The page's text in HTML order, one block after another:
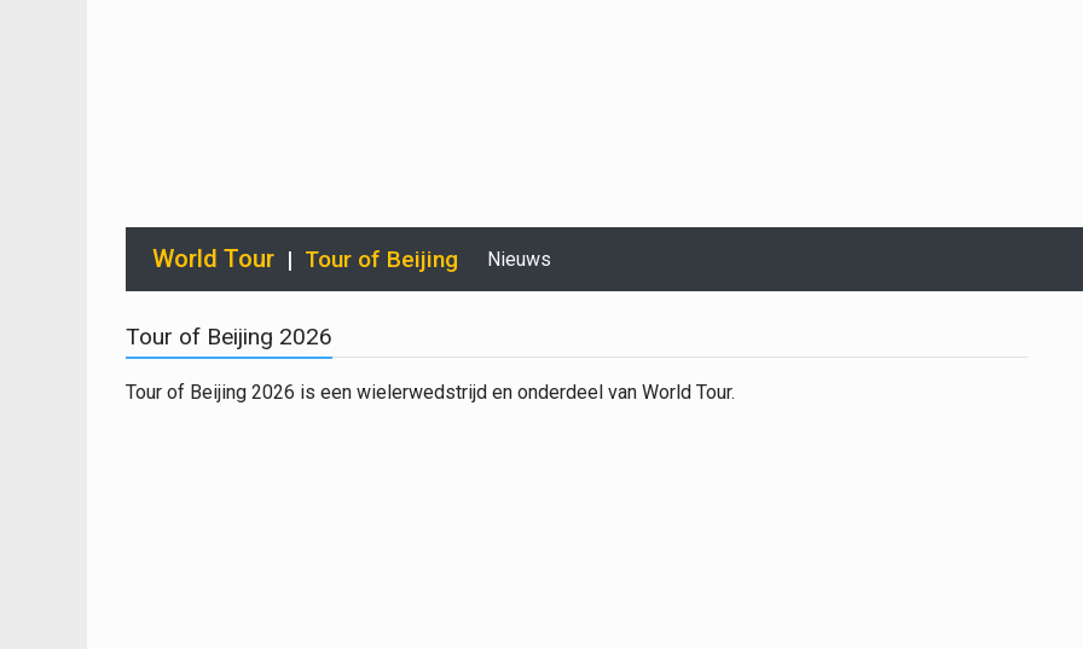
World Tour | Tour of Beijing Nieuws
Tour of Beijing 2026
Tour of Beijing 2026 is een wielerwedstrijd en onderdeel van World Tour.